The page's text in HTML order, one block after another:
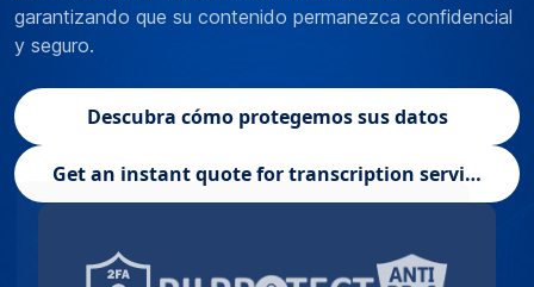
garantizando que su contenido permanezca confidencial
y seguro.
Descubra cómo protegemos sus datos
Get an instant quote for transcription services